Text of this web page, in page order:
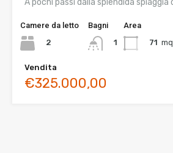
Camere da letto
2
Bagni
1
Area
71 mq
Vendita
€325.000,00